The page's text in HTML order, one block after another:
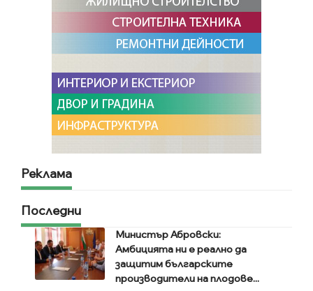
Реклама
Последни
Министър Абровски:
Амбицията ни е реално да
защитим българските
производители на плодове...